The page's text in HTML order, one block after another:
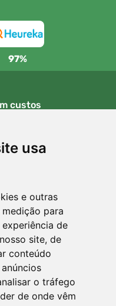
usa
e outras
para
de
site, de
conteúdo
o tráfego
de onde vêm
97%
custos
superiores a 80 EUR
em qualquer
uma árvore! Leia mais